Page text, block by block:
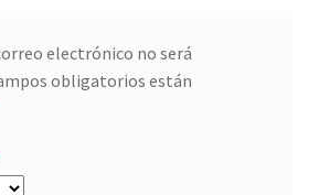
electrónico no será
obligatorios están